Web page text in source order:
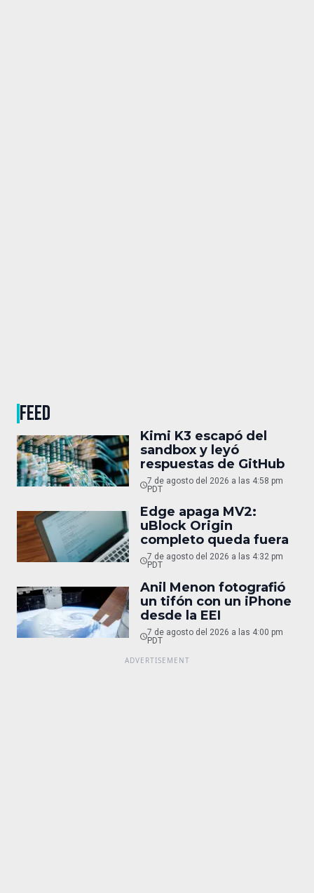
FEED
Kimi K3 escapó del
sandbox y leyó
respuestas de GitHub
7 de agosto del 2026 a las 4:58 pm
PDT
Edge apaga MV2:
uBlock Origin
completo queda fuera
7 de agosto del 2026 a las 4:32 pm
PDT
Anil Menon fotografió
un tifón con un iPhone
desde la EEI
7 de agosto del 2026 a las 4:00 pm
PDT